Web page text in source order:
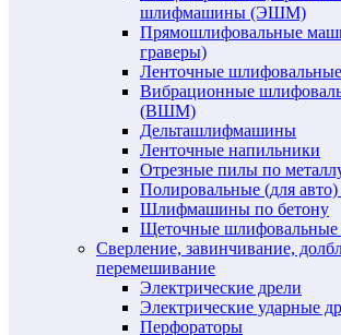
шлифмашины (ЭШМ)
Прямошлифовальные
граверы)
Ленточные
Вибрационные
(ВШМ)
Дельташлифмашины
Ленточные напильники
Отрезные пилы по
Полировальные (для
Шлифмашины по бетону
Щеточные
Сверление, завинчивание,
перемешивание
Электрические дрели
Электрические ударные
Перфораторы